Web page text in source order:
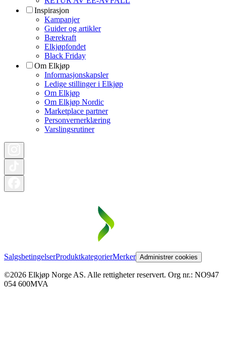
Inspirasjon
Kampanjer
Guider og artikler
Bærekraft
Elkjøpfondet
Black Friday
Om Elkjøp
Informasjonskapsler
Ledige stillinger i Elkjøp
Om Elkjøp
Om Elkjøp Nordic
Marketplace partner
Personvernerklæring
Varslingsrutiner
SalgsbetingelserProduktkategorierMerker Administrer cookies
©2026 Elkjøp Norge AS. Alle rettigheter reservert. Org nr.: NO947
054 600MVA